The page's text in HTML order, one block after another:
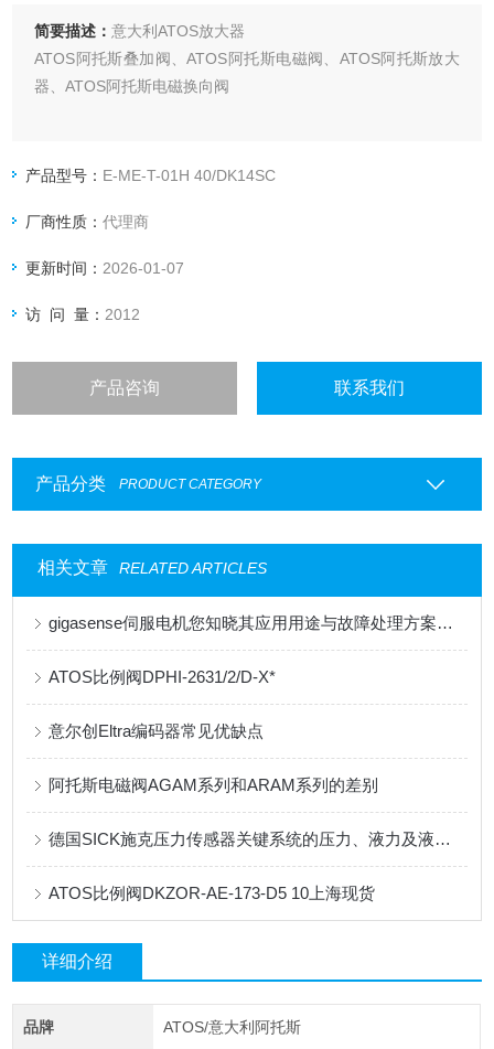
简要描述：意大利ATOS放大器
ATOS阿托斯叠加阀、ATOS阿托斯电磁阀、ATOS阿托斯放大
器、ATOS阿托斯电磁换向阀
产品型号： E-ME-T-01H 40/DK14SC
厂商性质：代理商
更新时间： 2026-01-07
访 问 量： 2012
产品咨询 联系我们
产品分类 PRODUCT CATEGORY
相关文章 RELATED ARTICLES
gigasense伺服电机您知晓其应用用途与故障处理方案吗？
ATOS比例阀DPHI-2631/2/D-X*
意尔创Eltra编码器常见优缺点
阿托斯电磁阀AGAM系列和ARAM系列的差别
德国SICK施克压力传感器关键系统的压力、液力及液位来维持重载设备的性能
ATOS比例阀DKZOR-AE-173-D5 10上海现货
详细介绍
品牌 ATOS/意大利阿托斯